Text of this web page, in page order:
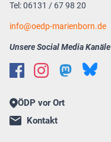
Tel: 06131 / 67 98 20
info@oedp-marienborn.de
Unsere Social Media Kanäle
ÖDP vor Ort
Kontakt